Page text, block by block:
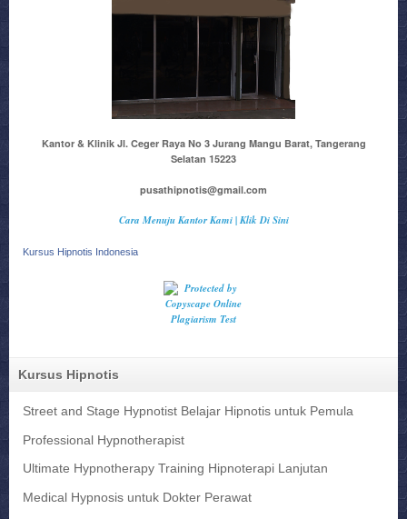
Kantor & Klinik Jl. Ceger Raya No 3 Jurang Mangu Barat, Tangerang
Selatan 15223
pusathipnotis@gmail.com
Cara Menuju Kantor Kami | Klik Di Sini
Kursus Hipnotis Indonesia
Kursus Hipnotis
Street and Stage Hypnotist Belajar Hipnotis untuk Pemula
Professional Hypnotherapist
Ultimate Hypnotherapy Training Hipnoterapi Lanjutan
Medical Hypnosis untuk Dokter Perawat